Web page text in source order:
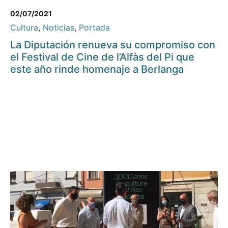
02/07/2021
Cultura, Noticias, Portada
La Diputación renueva su compromiso con
el Festival de Cine de l’Alfàs del Pi que
este año rinde homenaje a Berlanga